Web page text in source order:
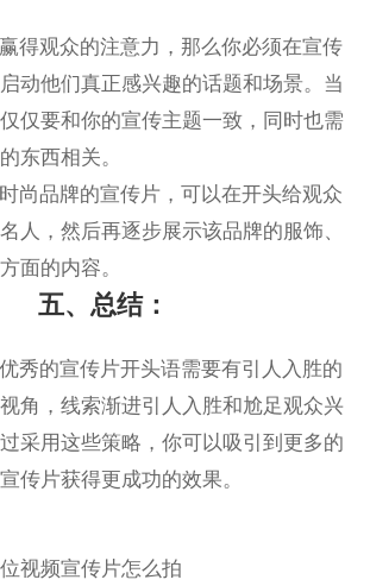
得观众的注意力，那么你必须在宣传
动他们真正感兴趣的话题和场景。当
仅要和你的宣传主题一致，同时也需
东西相关。
尚品牌的宣传片，可以在开头给观众
人，然后再逐步展示该品牌的服饰、
面的内容。
五、总结：
秀的宣传片开头语需要有引人入胜的
角，线索渐进引人入胜和尬足观众兴
采用这些策略，你可以吸引到更多的
传片获得更成功的效果。
视频宣传片怎么拍